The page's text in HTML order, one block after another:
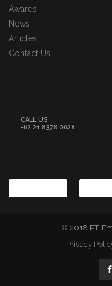
Awards
News
Articles
Contact Us
CALL US
+62 21 8378 0028
© 2018 PT.
Privacy